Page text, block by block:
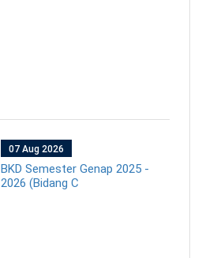
07 Aug 2026
BKD Semester Genap 2025 -
2026 (Bidang C